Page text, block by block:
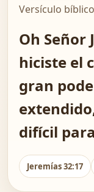
Versículo
Oh Señor
hiciste el
gran
difícil
Jeremías 32:17